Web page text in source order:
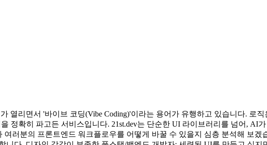
열리면서 '바이브 코딩(Vibe Coding)'이라는 용어가 유행하고 있습니다. 로
정확히 파고든 서비스입니다. 21st.dev는 단순한 UI 라이브러리를 넘어, AI
러분의 프론트엔드 워크플로우를 어떻게 바꿀 수 있을지 심층 분석해 보겠